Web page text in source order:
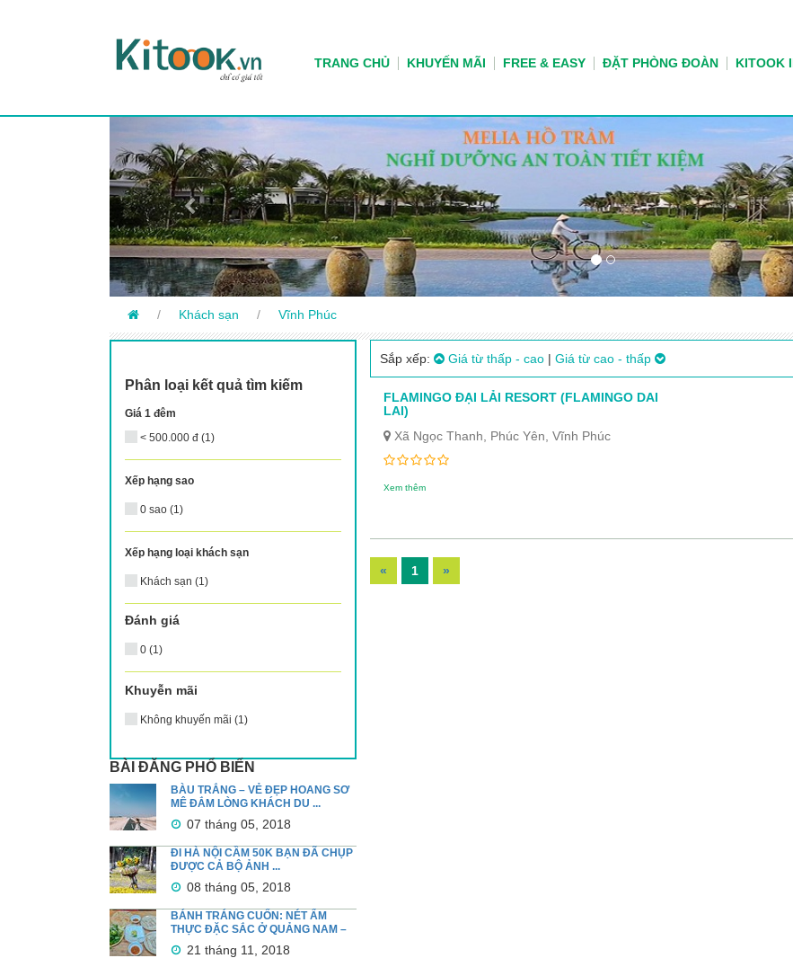
TRANG CHỦ KHUYẾN MÃI FREE & EASY ĐẶT PHÒNG ĐOÀN KITOOK
Previous
/ Khách sạn / Vĩnh Phúc
Phân loại kết quả tìm kiếm
Giá 1 đêm
< 500.000 đ (1)
Xếp hạng sao
0 sao (1)
Xếp hạng loại khách sạn
Khách sạn (1)
Đánh giá
0 (1)
Khuyễn mãi
Không khuyến mãi (1)
BÀI ĐĂNG PHỔ BIẾN
BÀU TRẮNG – VẺ ĐẸP HOANG SƠ
MÊ ĐẮM LÒNG KHÁCH DU ...
07 tháng 05, 2018
ĐI HÀ NỘI CẦM 50K BẠN ĐÃ CHỤP
ĐƯỢC CẢ BỘ ẢNH ...
08 tháng 05, 2018
BÁNH TRÁNG CUỐN: NÉT ẨM
THỰC ĐẶC SẮC Ở QUẢNG NAM –
...
21 tháng 11, 2018
Sắp xếp: Giá từ thấp - cao| Giá từ cao - thấp
FLAMINGO ĐẠI LẢI RESORT (FLAMINGO DAI
LAI)
Xã Ngọc Thanh, Phúc Yên, Vĩnh Phúc
Xem thêm
« 1 »